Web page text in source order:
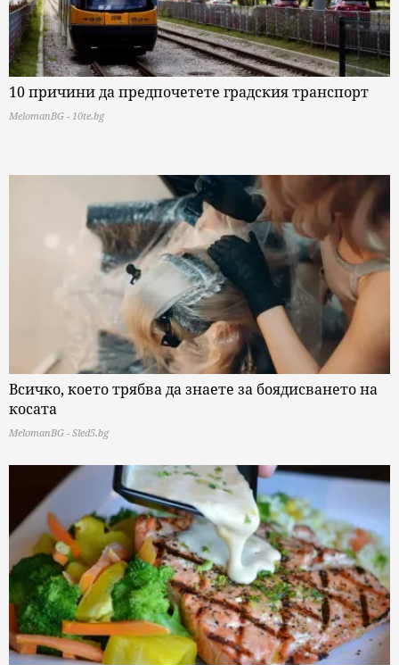
10 причини да предпочетете градския транспорт
MelomanBG - 10te.bg
Всичко, което трябва да знаете за боядисването на
косата
MelomanBG - Sled5.bg